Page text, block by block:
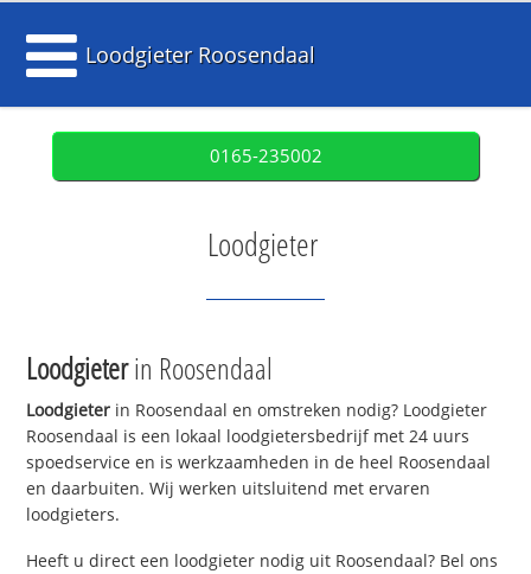
Loodgieter Roosendaal
0165-235002
Loodgieter
Loodgieterin Roosendaal
Loodgieter in Roosendaal en omstreken nodig? Loodgieter
Roosendaal is een lokaal loodgietersbedrijf met 24 uurs
spoedservice en is werkzaamheden in de heel Roosendaal
en daarbuiten. Wij werken uitsluitend met ervaren
loodgieters.
Heeft u direct een loodgieter nodig uit Roosendaal? Bel ons